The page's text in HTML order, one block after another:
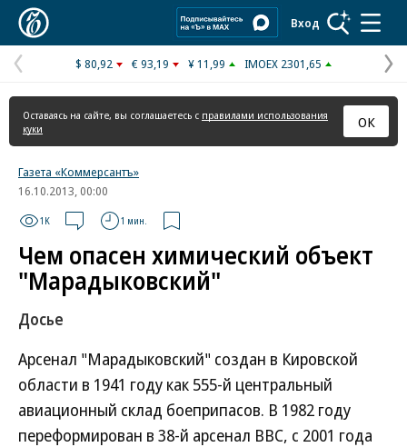
Вход
Предыдущая
страница
$ 80,92 € 93,19 ¥ 11,99 IMOEX 2301,65
Оставаясь на сайте, вы соглашаетесь с правилами использования
куки
ОК
Газета «Коммерсантъ»
16.10.2013, 00:00
1K 1 мин.
Чем опасен химический объект
"Марадыковский"
Досье
Арсенал "Марадыковский" создан в Кировской
области в 1941 году как 555-й центральный
авиационный склад боеприпасов. В 1982 году
переформирован в 38-й арсенал ВВС, с 2001 года